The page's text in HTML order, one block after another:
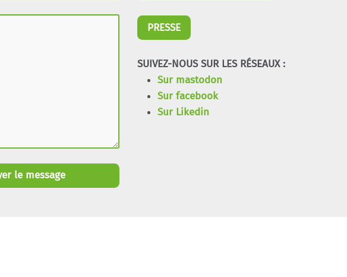
le message
PRESSE
SUIVEZ-NOUS SUR LES RÉSEAUX :
Sur mastodon
Sur facebook
Sur Likedin